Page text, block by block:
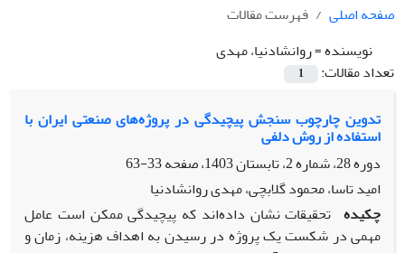
صفحه اصلی
فهرست مقالات
نویسنده =روانشادنیا، مهدی
تعداد مقالات:
1
تدوین چارچوب سنجش پیچیدگی در پروژه‌های صنعتی ایران با
استفاده از روش دلفی
دوره 28، شماره 2، تابستان 1403، صفحه
33-63
امید تاسا، محمود گلابچی، مهدی روانشادنیا
چکیده تحقیقات نشان داده‌اند که پیچیدگی ممکن است عامل
مهمی در شکست یک پروژه در رسیدن به اهداف هزینه، زمان و